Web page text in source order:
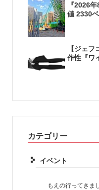
『2026
値 2330
【ジェ
作性『ワ
カテゴリー
イベント
もえの行ってきま